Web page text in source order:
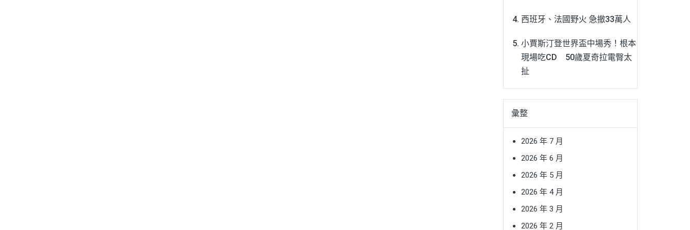
西班牙、法國野火 急撤33萬人
小賈斯汀登世界盃中場秀！根本
現場吃CD 50歲夏奇拉電臀太
扯
彙整
2026 年 7 月
2026 年 6 月
2026 年 5 月
2026 年 4 月
2026 年 3 月
2026 年 2 月